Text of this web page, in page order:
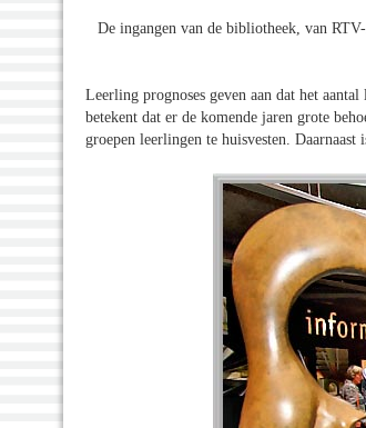
De ingangen van de bibliotheek, van
Leerling prognoses geven aan dat het
betekent dat er de komende jaren grote
groepen leerlingen te huisvesten.